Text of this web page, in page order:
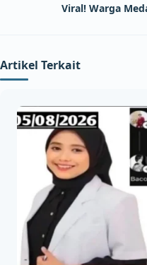
Viral! Warga
Artikel Terkait